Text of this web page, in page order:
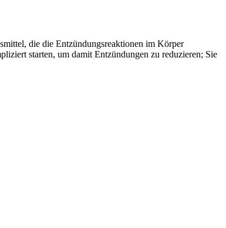
die die Entzündungsreaktionen im Körper
starten, um damit Entzündungen zu reduzieren; Sie